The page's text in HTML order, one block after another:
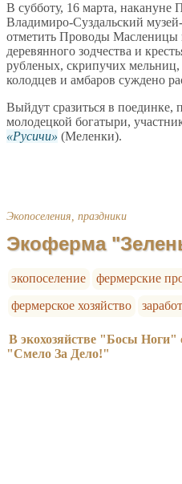
В субботу, 16 марта, накануне
Владимиро-Суздальский
отметить Проводы Масленицы
деревянного зодчества и
рубленых, скрипучих
колодцев и амбаров суждено
Выйдут сразиться в поединке,
молодецкой богатыри,
Русичи
(Меленки).
Экопоселения, праздники
Экоферма
экопоселение
фермерские
фермерское хозяйство
В экохозяйстве "Босы Ноги"
"Смело За Дело!"